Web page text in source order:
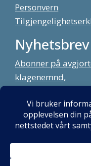
Personvern
Nyhetsbrev
Abonner på
klagenemnd,